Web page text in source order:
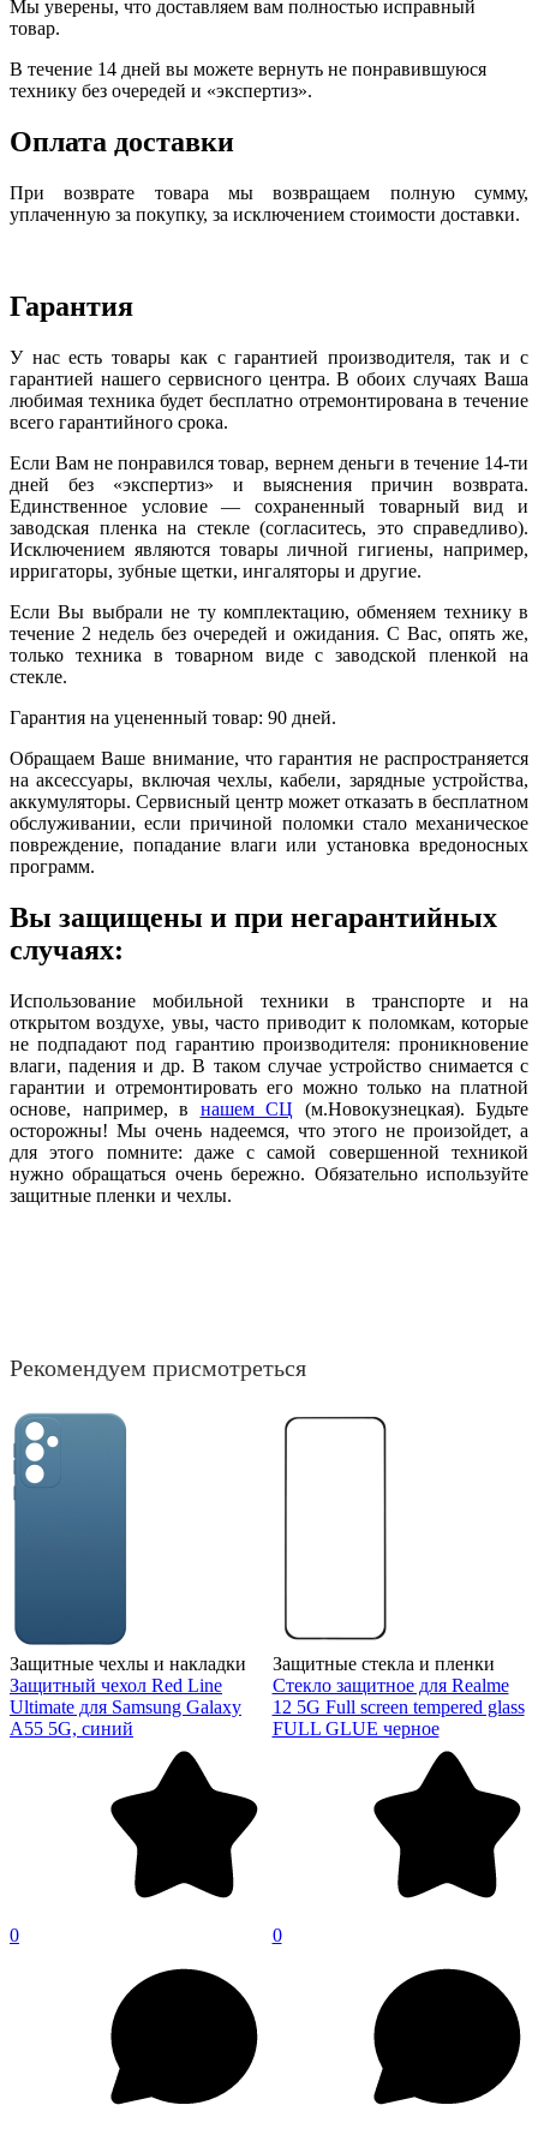
Мы уверены, что доставляем вам полностью исправный
товар.
В течение 14 дней вы можете вернуть не понравившуюся
технику без очередей и «экспертиз».
Оплата доставки
При возврате товара мы возвращаем полную сумму,
уплаченную за покупку, за исключением стоимости доставки.
Гарантия
У нас есть товары как с гарантией производителя, так и с
гарантией нашего сервисного центра. В обоих случаях Ваша
любимая техника будет бесплатно отремонтирована в течение
всего гарантийного срока.
Если Вам не понравился товар, вернем деньги в течение 14-ти
дней без «экспертиз» и выяснения причин возврата.
Единственное условие — сохраненный товарный вид и
заводская пленка на стекле (согласитесь, это справедливо).
Исключением являются товары личной гигиены, например,
ирригаторы, зубные щетки, ингаляторы и другие.
Если Вы выбрали не ту комплектацию, обменяем технику в
течение 2 недель без очередей и ожидания. С Вас, опять же,
только техника в товарном виде с заводской пленкой на
стекле.
Гарантия на уцененный товар: 90 дней.
Обращаем Ваше внимание, что гарантия не распространяется
на аксессуары, включая чехлы, кабели, зарядные устройства,
аккумуляторы. Сервисный центр может отказать в бесплатном
обслуживании, если причиной поломки стало механическое
повреждение, попадание влаги или установка вредоносных
программ.
Вы защищены и при негарантийных
случаях:
Использование мобильной техники в транспорте и на
открытом воздухе, увы, часто приводит к поломкам, которые
не подпадают под гарантию производителя: проникновение
влаги, падения и др. В таком случае устройство снимается с
гарантии и отремонтировать его можно только на платной
основе, например, в нашем СЦ (м.Новокузнецкая). Будьте
осторожны! Мы очень надеемся, что этого не произойдет, а
для этого помните: даже с самой совершенной техникой
нужно обращаться очень бережно. Обязательно используйте
защитные пленки и чехлы.
Рекомендуем присмотреться
Защитные чехлы и накладки
Защитный чехол Red Line
Ultimate для Samsung Galaxy
A55 5G, синий
0
Защитные стекла и пленки
Стекло защитное для Realme
12 5G Full screen tempered glass
FULL GLUE черное
0